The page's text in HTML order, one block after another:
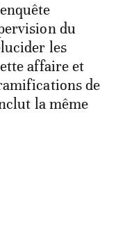
du
les
affaire et
de
la même